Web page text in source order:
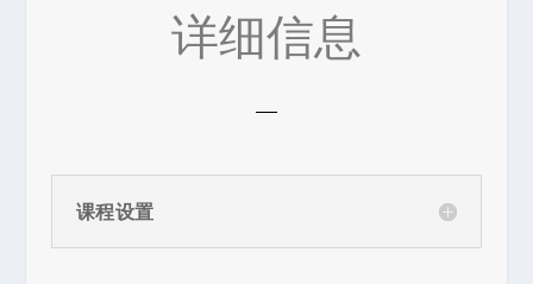
详细信息
课程设置